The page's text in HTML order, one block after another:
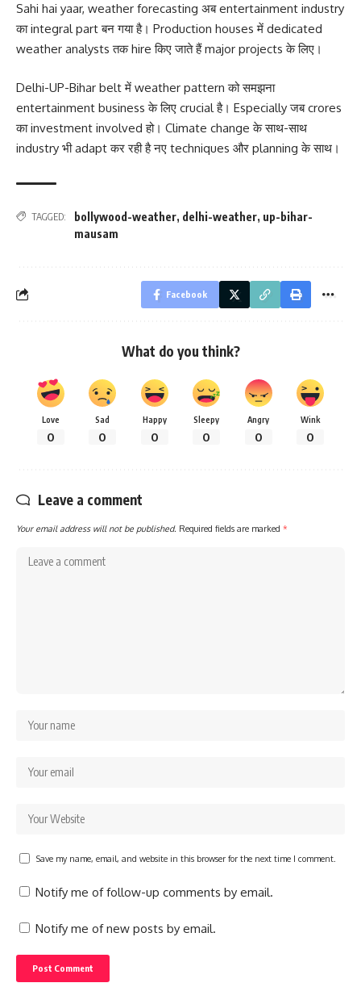
Sahi hai yaar, weather forecasting अब entertainment industry
का integral part बन गया है। Production houses में dedicated
weather analysts तक hire किए जाते हैं major projects के लिए।
Delhi-UP-Bihar belt में weather pattern को समझना
entertainment business के लिए crucial है। Especially जब crores
का investment involved हो। Climate change के साथ-साथ
industry भी adapt कर रही है नए techniques और planning के साथ।
TAGGED: bollywood-weather, delhi-weather, up-bihar-
mausam
Facebook
What do you think?
Love
0
Sad
0
Happy
0
Sleepy
0
Angry
0
Wink
0
Leave a comment
Your email address will not be published. Required fields are marked *
Save my name, email, and website in this browser for the next time I comment.
Notify me of follow-up comments by email.
Notify me of new posts by email.